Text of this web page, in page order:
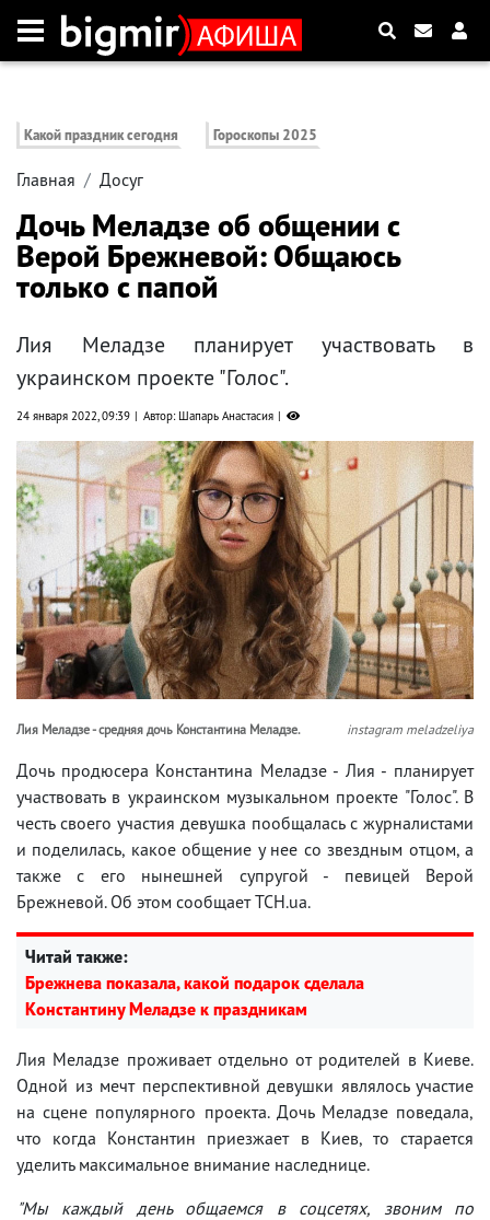
Какой праздник сегодня Гороскопы 2025
Главная Досуг
Дочь Меладзе об общении с
Верой Брежневой: Общаюсь
только с папой
Лия Меладзе планирует участвовать в
украинском проекте "Голос".
24 января 2022, 09:39 Автор: Шапарь Анастасия
Лия Меладзе - средняя дочь Константина Меладзе. instagram meladzeliya
Дочь продюсера Константина Меладзе - Лия - планирует
участвовать в украинском музыкальном проекте "Голос". В
честь своего участия девушка пообщалась с журналистами
и поделилась, какое общение у нее со звездным отцом, а
также с его нынешней супругой - певицей Верой
Брежневой. Об этом сообщает ТСН.ua.
Читай также:
Брежнева показала, какой подарок сделала
Константину Меладзе к праздникам
Лия Меладзе проживает отдельно от родителей в Киеве.
Одной из мечт перспективной девушки являлось участие
на сцене популярного проекта. Дочь Меладзе поведала,
что когда Константин приезжает в Киев, то старается
уделить максимальное внимание наследнице.
"Мы каждый день общаемся в соцсетях, звоним по